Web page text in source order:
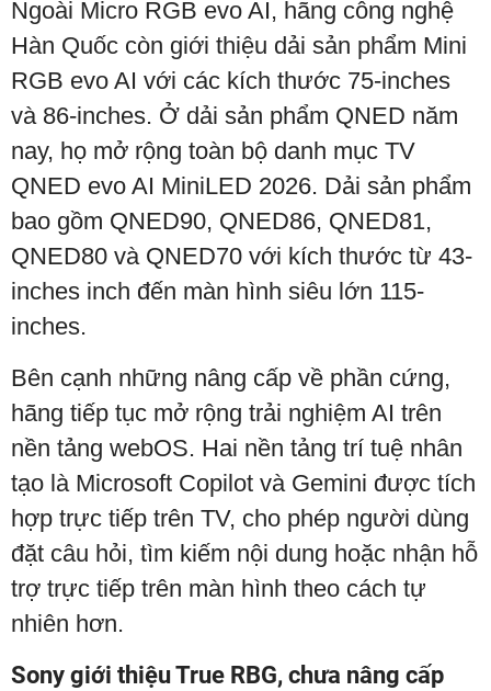
Ngoài Micro RGB evo AI, hãng công nghệ
Hàn Quốc còn giới thiệu dải sản phẩm Mini
RGB evo AI với các kích thước 75-inches
và 86-inches. Ở dải sản phẩm QNED năm
nay, họ mở rộng toàn bộ danh mục TV
QNED evo AI MiniLED 2026. Dải sản phẩm
bao gồm QNED90, QNED86, QNED81,
QNED80 và QNED70 với kích thước từ 43-
inches inch đến màn hình siêu lớn 115-
inches.
Bên cạnh những nâng cấp về phần cứng,
hãng tiếp tục mở rộng trải nghiệm AI trên
nền tảng webOS. Hai nền tảng trí tuệ nhân
tạo là Microsoft Copilot và Gemini được tích
hợp trực tiếp trên TV, cho phép người dùng
đặt câu hỏi, tìm kiếm nội dung hoặc nhận hỗ
trợ trực tiếp trên màn hình theo cách tự
nhiên hơn.
Sony giới thiệu True RBG, chưa nâng cấp